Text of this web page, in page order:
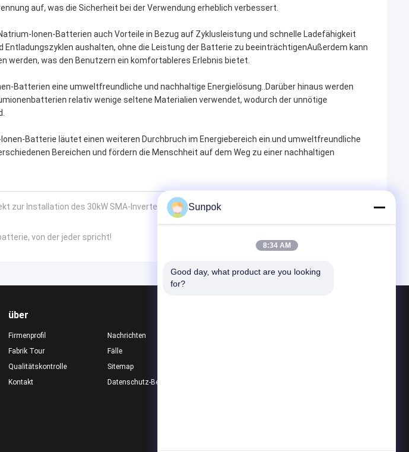
auf, was die Sicherheit bei der Verwendung erheblich verbessert.
Ionen-Batterien auch Vorteile in Bezug auf Zyklusleistung und schnelle Ladefähigkeit
Entladungszyklen aushalten, ohne die Leistung der Batterie zu beeinträchtigenAußerdem kann
werden, was den Benutzern ein komfortableres Erlebnis bietet.
Batterien eine umweltfreundliche und nachhaltige Energielösung..Darüber hinaus werden
relativ wenige seltene Materialien verwendet, wodurch der unnötige
Ionen-Batterie läutet einen weiteren Durchbruch im Energiebereich ein.und umweltfreundliche
Bereichen und fördern die Menschheit auf dem Weg zu einer nachhaltigen
zur Installation des 30kW SMA-Inverters und des 90kWh-Energiespeichers in Kalifornien
von der jeder spricht!
über
Firmenprofil
Fabrik Tour
Qualitätskontrolle
Kontakt
Nachrichten
Fälle
Sitemap
Datenschutz-Bestimmungen
Sunpok
8:34 AM
Good day, what product are you looking
for?